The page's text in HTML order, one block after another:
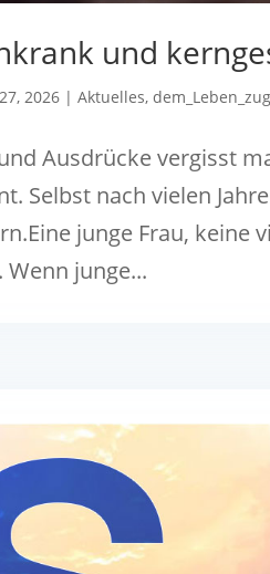
und
2026 |Aktuelles,
Ausdrücke vergisst
Selbst nach vielen
junge Frau, keine
Wenn junge...